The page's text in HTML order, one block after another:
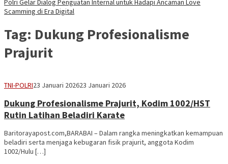
Scamming di Era Digital
Tag: Dukung Profesionalisme
Prajurit
TNI-POLRIVananta
23 Januari 202623 Januari 2026
Dukung Profesionalisme Prajurit, Kodim 1002/HST
Rutin Latihan Beladiri Karate
Baritorayapost.com,BARABAI – Dalam rangka meningkatkan kemampuan
beladiri serta menjaga kebugaran fisik prajurit, anggota Kodim
1002/Hulu […]